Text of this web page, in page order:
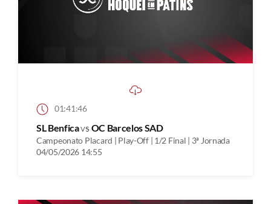
01:41:46
SL Benficavs OC Barcelos SAD
Campeonato Placard | Play-Off | 1/2 Final | 3ª Jornada
04/05/2026 14:55